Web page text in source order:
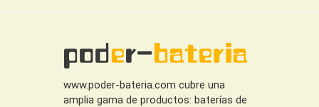
www.poder-bateria.com cubre una
amplia gama de productos: baterías de